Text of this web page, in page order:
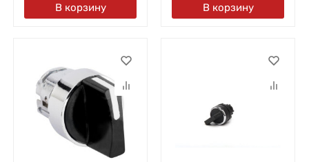
В корзину В корзину